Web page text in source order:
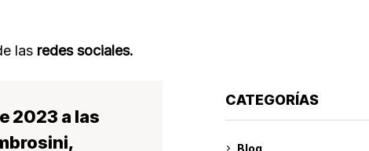
las redes sociales.
2023 a las
CATEGORÍAS
Blog